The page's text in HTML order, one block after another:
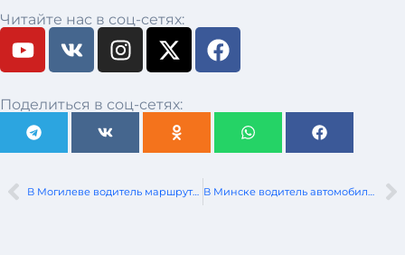
Читайте нас в соц-сетях:
Поделиться в соц-сетях:
В Могилеве водитель маршрутки проехал на красный и сбил на пешеходном переходе женщину